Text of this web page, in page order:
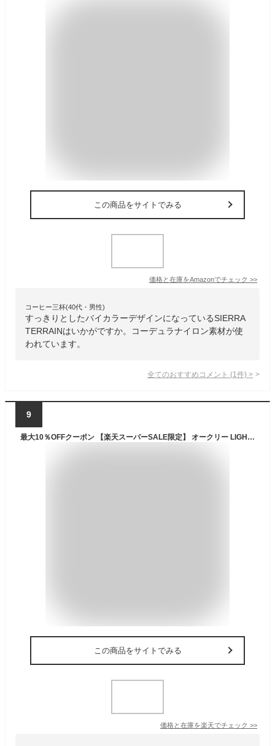
この商品をサイトでみる
価格と在庫をAmazonでチェック >>
コーヒー三杯(40代・男性)
すっきりとしたバイカラーデザインになっているSIERRA
TERRAINはいかがですか。コーデュラナイロン素材が使
われています。
全てのおすすめコメント (1 件) >
9
最大10％OFFクーポン 【楽天スーパーSALE限定】 オークリー LIGHT BREATH FOF100588 243 メンズ スニーカー ： グレー×イエロー OAKLEY
この商品をサイトでみる
価格と在庫を楽天でチェック >>